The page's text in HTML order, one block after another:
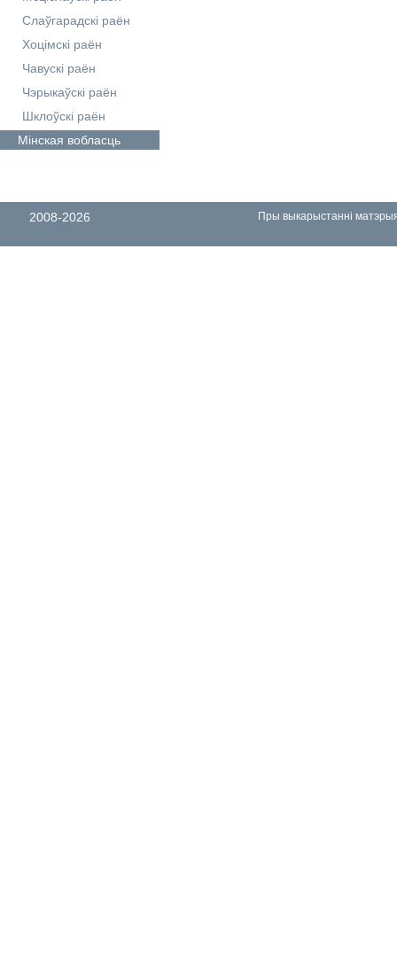
Слаўгарадскі раён
Хоцімскі раён
Чавускі раён
Чэрыкаўскі раён
Шклоўскі раён
Мінская вобласць
2008-2026 Пры выкарыстанні